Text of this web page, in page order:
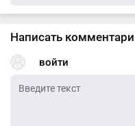
Написать
войти